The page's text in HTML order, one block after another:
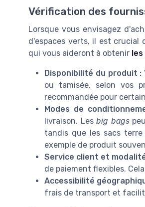
Vérification des
Lorsque vous envisagez
d'espaces verts, il est crucial
qui vous aideront à obtenir
Disponibilité du produit :
ou tamisée, selon vos
recommandée pour
Modes de
livraison. Lesbig bags
tandis que les sacs
exemple de produit
Service client et
de paiement flexibles.
Accessibilité
frais de transport et